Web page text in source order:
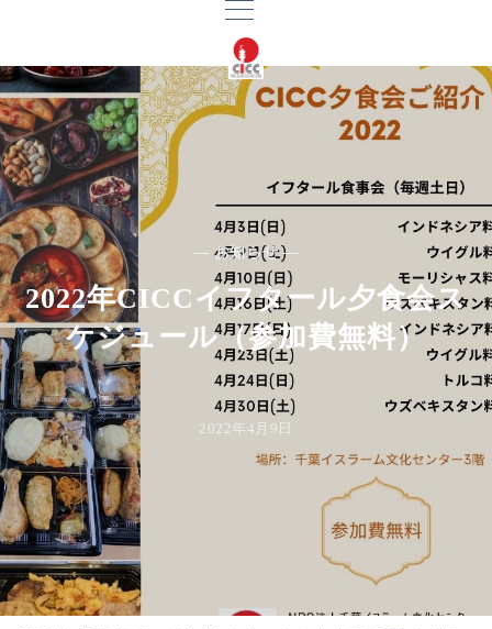
— お知らせ —
2022年CICCイフタール夕食会ス
ケジュール（参加費無料）
2022年4月9日